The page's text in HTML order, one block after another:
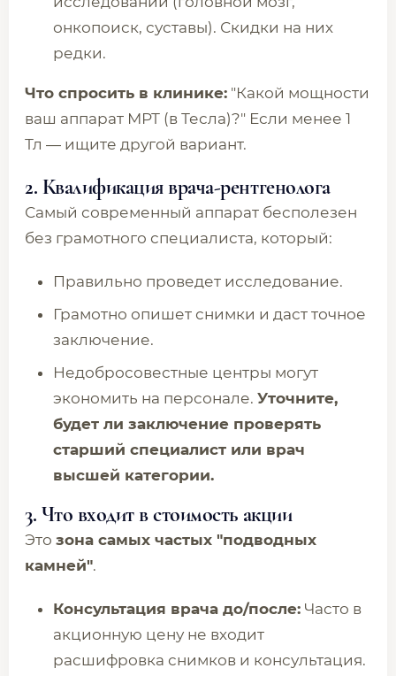
онкопоиск, суставы). Скидки на них
редки.
Что спросить в клинике: "Какой мощности
ваш аппарат МРТ (в Тесла)?" Если менее 1
Тл — ищите другой вариант.
2. Квалификация врача-рентгенолога
Самый современный аппарат бесполезен
без грамотного специалиста, который:
Правильно проведет исследование.
Грамотно опишет снимки и даст точное
заключение.
Недобросовестные центры могут
экономить на персонале. Уточните,
будет ли заключение проверять
старший специалист или врач
высшей категории.
3. Что входит в стоимость акции
Это зона самых частых "подводных
камней".
Консультация врача до/после: Часто в
акционную цену не входит
расшифровка снимков и консультация.